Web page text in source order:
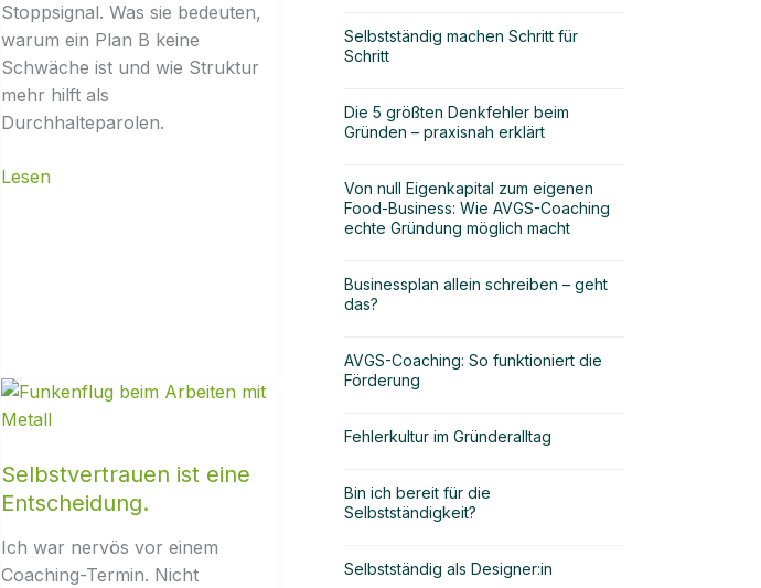
Stoppsignal. Was sie bedeuten,
warum ein Plan B keine
Schwäche ist und wie Struktur
mehr hilft als
Durchhalteparolen.
Selbstvertrauen ist eine
Entscheidung.
Ich war nervös vor einem
Coaching-Termin. Nicht
Selbstständig machen Schritt für
Schritt
Die 5 größten Denkfehler beim
Gründen – praxisnah erklärt
Von null Eigenkapital zum eigenen
Food-Business: Wie AVGS-Coaching
echte Gründung möglich macht
Businessplan allein schreiben – geht
das?
AVGS-Coaching: So funktioniert die
Förderung
Fehlerkultur im Gründeralltag
Bin ich bereit für die
Selbstständigkeit?
Selbstständig als Designer:in